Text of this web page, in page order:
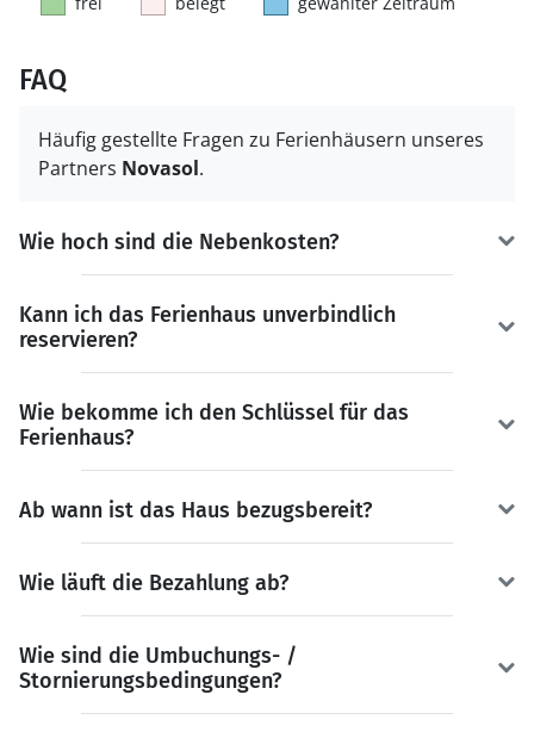
FAQ
Häufig gestellte Fragen zu Ferienhäusern unseres
Partners Novasol.
Wie hoch sind die Nebenkosten?
Kann ich das Ferienhaus unverbindlich
reservieren?
Wie bekomme ich den Schlüssel für das
Ferienhaus?
Ab wann ist das Haus bezugsbereit?
Wie läuft die Bezahlung ab?
Wie sind die Umbuchungs- /
Stornierungsbedingungen?